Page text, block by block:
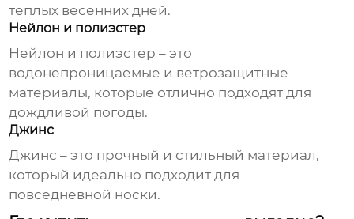
теплых весенних дней.
Нейлон и полиэстер
Нейлон и полиэстер – это
водонепроницаемые и ветрозащитные
материалы, которые отлично подходят для
дождливой погоды.
Джинс
Джинс – это прочный и стильный материал,
который идеально подходит для
повседневной носки.